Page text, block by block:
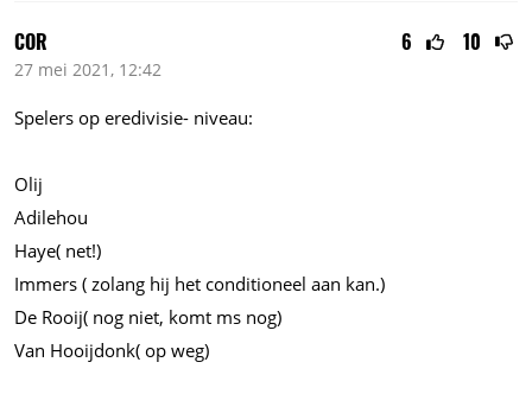
6 10
COR
27 mei 2021, 12:42
Spelers op eredivisie- niveau:
Olij
Adilehou
Haye( net!)
Immers ( zolang hij het conditioneel aan kan.)
De Rooij( nog niet, komt ms nog)
Van Hooijdonk( op weg)